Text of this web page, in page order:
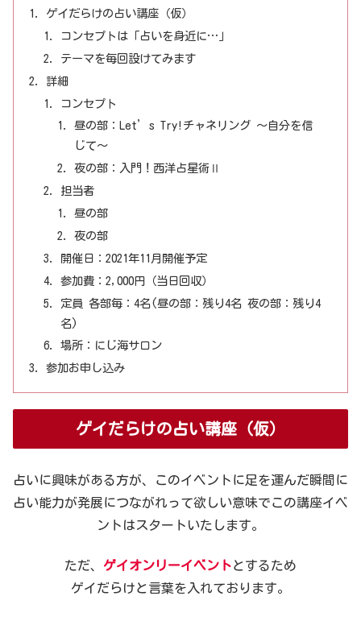
ゲイだらけの占い講座（仮）
コンセプトは「占いを身近に…」
テーマを毎回設けてみます
詳細
コンセプト
昼の部：Let’s Try!チャネリング ～自分を信
じて～
夜の部：入門！西洋占星術Ⅱ
担当者
昼の部
夜の部
開催日：2021年11月開催予定
参加費：2,000円（当日回収）
定員 各部毎：4名(昼の部：残り4名 夜の部：残り4
名)
場所：にじ海サロン
参加お申し込み
ゲイだらけの占い講座（仮）
占いに興味がある方が、このイベントに足を運んだ瞬間に
占い能力が発展につながれって欲しい意味でこの講座イベ
ントはスタートいたします。
ただ、 ゲイオンリーイベントとするため
ゲイだらけと言葉を入れております。